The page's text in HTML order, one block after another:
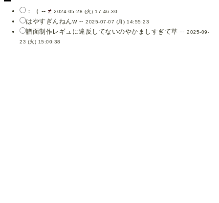
：（ --≠ 2024-05-28 (火) 17:46:30
はやすぎんねんw --2025-07-07 (月) 14:55:23
譜面制作レギュに違反してないのやかましすぎて草 --2025-09-
23 (火) 15:00:38